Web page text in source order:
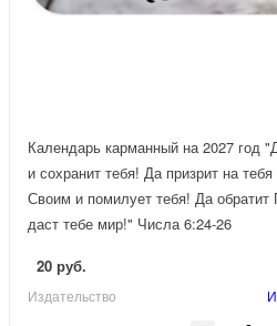
Календарь карманный на 2027 год
и сохранит тебя! Да призрит на
Своим и помилует тебя! Да обратит
даст тебе мир!" Числа 6:24-26
20 руб.
Издательство